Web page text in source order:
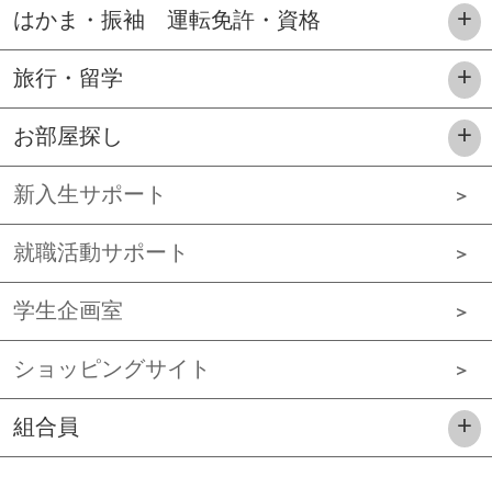
はかま・振袖 運転免許・資格
旅行・留学
お部屋探し
新入生サポート
就職活動サポート
学生企画室
ショッピングサイト
組合員